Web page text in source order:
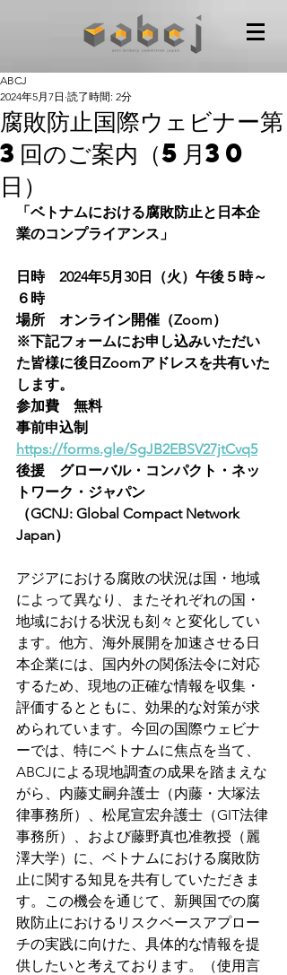
腐敗防止国際ウェビナー第
3回のご案内（5月30
日）
ABCJ
2024年5月7日 読了時間: 2分
「ベトナムにおける腐敗防止と日本企
業のコンプライアンス」
日時　2024年5月30日（火）午後５時～
６時
場所　オンライン開催（Zoom）
※下記フォームにお申し込みいただい
た皆様に後日Zoomアドレスを共有いた
します。
参加費　無料
事前申込制
https://forms.gle/SgJB2EBSV27jtCvq5
後援　グローバル・コンパクト・ネッ
トワーク・ジャパン
（GCNJ: Global Compact Network
Japan）
アジアにおける腐敗の状況は国・地域
によって異なり、またそれぞれの国・
地域における状況も刻々と変化してい
ます。他方、海外展開を加速させる日
本企業には、国内外の関係法令に対応
するため、現地の正確な情報を収集・
評価するとともに、効果的な対策が求
められています。今回の国際ウェビナ
ーでは、特にベトナムに焦点を当て、
ABCJによる現地調査の成果を踏まえな
がら、内藤丈嗣弁護士（内藤・大塚法
律事務所）、松尾宣宏弁護士（GIT法律
事務所）、および藤野真也准教授（麗
澤大学）に、ベトナムにおける腐敗防
止に関する知見を共有していただきま
す。この機会を通じて、新興国での腐
敗防止におけるリスクベースアプロー
チの実践に向けた、具体的な情報を提
供したいと考えております。（使用言